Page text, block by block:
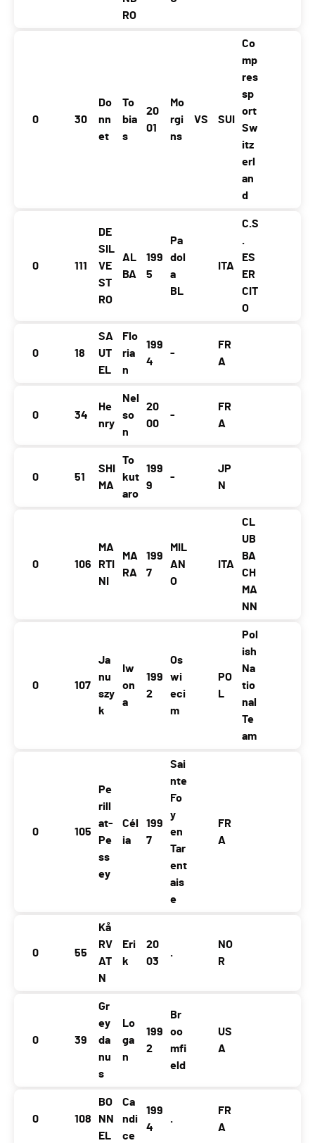
RO
0 30
Do
nn
et
To
bia
s
20
01
Mo
rgi
ns
VS SUI
Co
mp
res
sp
ort
Sw
itz
erl
an
d
0 111
DE
SIL
VE
ST
RO
AL
BA
199
5
Pa
dol
a
BL
ITA
C.S
.
ES
ER
CIT
O
0 18
SA
UT
EL
Flo
ria
n
199
4
-
FR
A
0 34
He
nry
Nel
so
n
20
00
-
FR
A
0 51
SHI
MA
To
kut
aro
199
9
-
JP
N
0 106
MA
RTI
NI
MA
RA
199
7
MIL
AN
O
ITA
CL
UB
BA
CH
MA
NN
0 107
Ja
nu
szy
k
Iw
on
a
199
2
Os
wi
eci
m
PO
L
Pol
ish
Na
tio
nal
Te
am
0 105
Pe
rill
at-
Pe
ss
ey
Cél
ia
199
7
Sai
nte
Fo
y
en
Tar
ent
ais
e
FR
A
0 55
Kå
RV
AT
N
Eri
k
20
03
.
NO
R
0 39
Gr
ey
da
nu
s
Lo
ga
n
199
2
Br
oo
mfi
eld
US
A
0 108
BO
NN
EL
Ca
ndi
ce
199
4
.
FR
A